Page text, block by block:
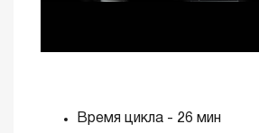
Время цикла - 26 мин